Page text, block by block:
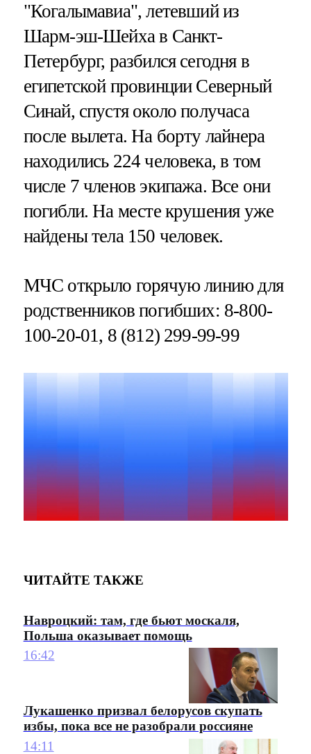
"Когалымавиа", летевший из
Шарм-эш-Шейха в Санкт-
Петербург, разбился сегодня в
египетской провинции Северный
Синай, спустя около получаса
после вылета. На борту лайнера
находились 224 человека, в том
числе 7 членов экипажа. Все они
погибли. На месте крушения уже
найдены тела 150 человек.
МЧС открыло горячую линию для
родственников погибших: 8-800-
100-20-01, 8 (812) 299-99-99
ЧИТАЙТЕ ТАКЖЕ
Навроцкий: там, где бьют москаля,
Польша оказывает помощь
16:42
Лукашенко призвал белорусов скупать
избы, пока все не разобрали россияне
14:11